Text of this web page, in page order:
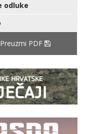
odluke
Preuzmi PDF